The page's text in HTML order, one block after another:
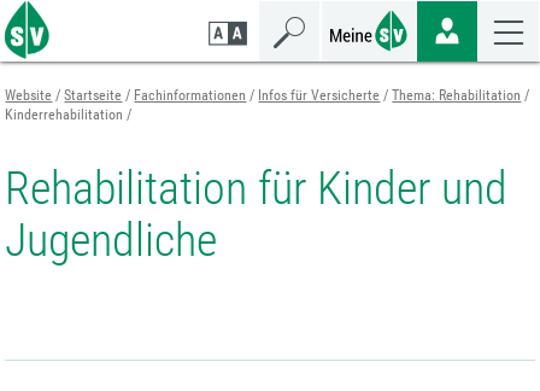
Zum
Seiteninhalt
springen
Zur
Navigation
springen
Zur
Mobilen
Navigation
springen
Website Startseite Fachinformationen Infos für Versicherte
Thema: Rehabilitation
Kinderrehabilitation
Rehabilitation für Kinder und
Jugendliche